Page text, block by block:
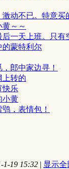
动不已。特意买
～～
一天上班。只有
的蒙特利尔
郎中家边寻！
上转的
快乐
小黄
，表情包！
1-19 15:32 | 显示